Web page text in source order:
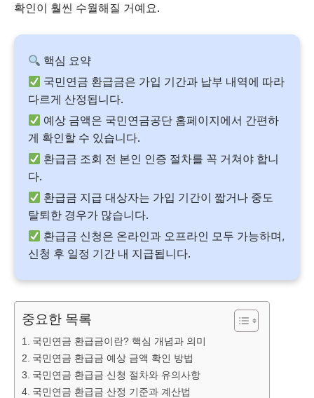
확인이 훨씬 수월해질 거예요.
핵심 요약
국민연금 환급금은 가입 기간과 납부 내역에 따라
다르게 산정됩니다.
예상 금액은 국민연금공단 홈페이지에서 간편하
게 확인할 수 있습니다.
환급금 조회 전 본인 인증 절차를 꼭 거쳐야 합니
다.
환급금 지급 대상자는 가입 기간이 짧거나 중도
탈퇴한 경우가 많습니다.
환급금 신청은 온라인과 오프라인 모두 가능하며,
신청 후 일정 기간 내 지급됩니다.
중요한 목록
국민연금 환급금이란? 핵심 개념과 의미
국민연금 환급금 예상 금액 확인 방법
국민연금 환급금 신청 절차와 유의사항
국민연금 환급금 산정 기준과 계산법